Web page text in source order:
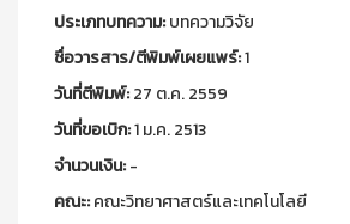
ประเภทบทความ:บทความวิจัย
ชื่อวารสาร/ตีพิมพ์เผยแพร์:1
วันที่ตีพิมพ์:27 ต.ค. 2559
วันที่ขอเบิก:1 ม.ค. 2513
จำนวนเงิน:-
คณะ:คณะวิทยาศาสตร์และเทคโนโลยี